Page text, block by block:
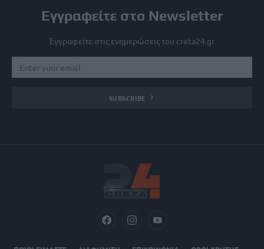
Εγγραφείτε στο Newsletter
Εγγραφείτε στις ενημερώσεις του creta24.gr
SUBSCRIBE